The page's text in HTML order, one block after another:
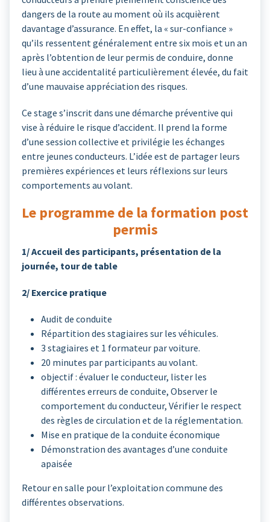
dangers de la route au moment où ils acquièrent
davantage d’assurance. En effet, la « sur-confiance »
qu’ils ressentent généralement entre six mois et un an
après l’obtention de leur permis de conduire, donne
lieu à une accidentalité particulièrement élevée, du fait
d’une mauvaise appréciation des risques.
Ce stage s’inscrit dans une démarche préventive qui
vise à réduire le risque d’accident. Il prend la forme
d’une session collective et privilégie les échanges
entre jeunes conducteurs. L’idée est de partager leurs
premières expériences et leurs réflexions sur leurs
comportements au volant.
Le programme de la formation post
permis
1/ Accueil des participants, présentation de la
journée, tour de table
2/ Exercice pratique
Audit de conduite
Répartition des stagiaires sur les véhicules.
3 stagiaires et 1 formateur par voiture.
20 minutes par participants au volant.
objectif : évaluer le conducteur, lister les
différentes erreurs de conduite, Observer le
comportement du conducteur, Vérifier le respect
des règles de circulation et de la réglementation.
Mise en pratique de la conduite économique
Démonstration des avantages d’une conduite
apaisée
Retour en salle pour l’exploitation commune des
différentes observations.